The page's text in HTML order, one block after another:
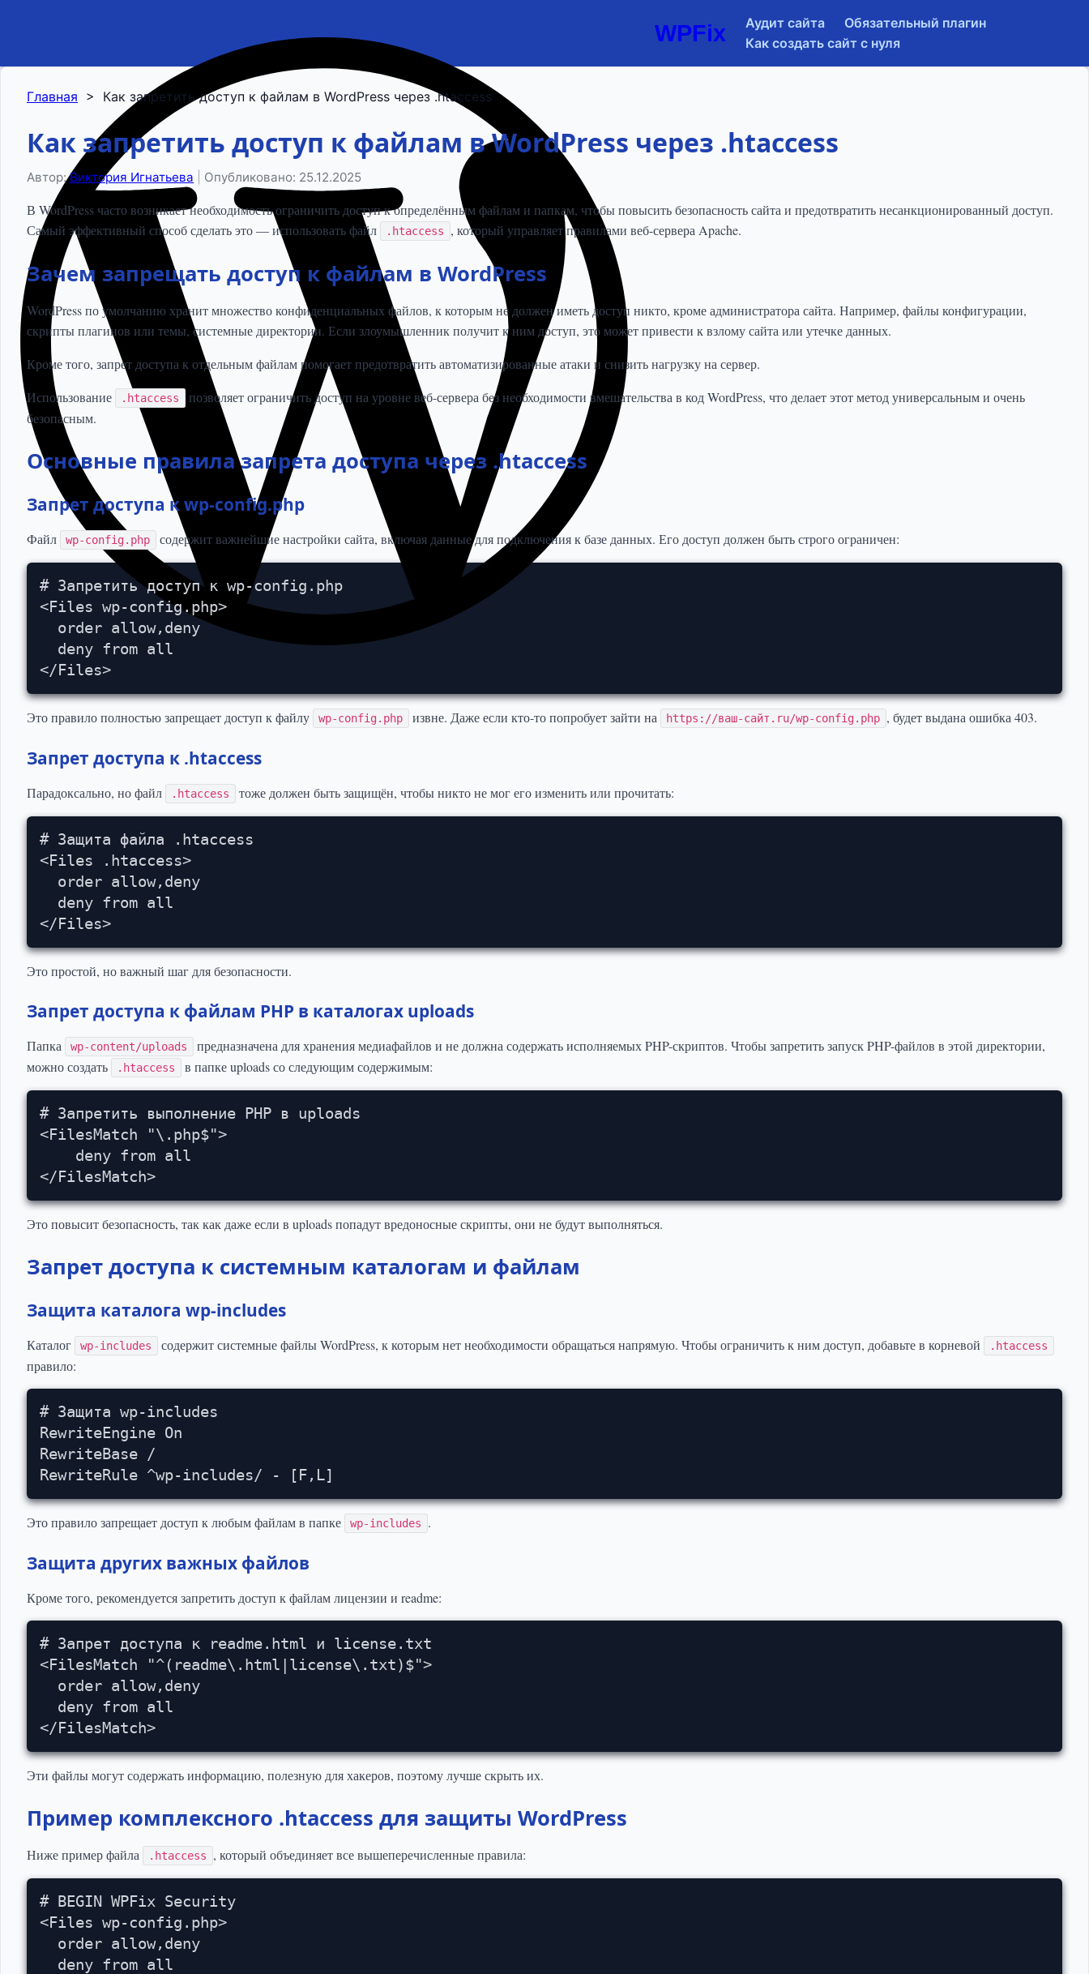
WPFix Аудит сайта
Обязательный плагин
Как создать сайт с нуля
Главная > Как запретить доступ к файлам в WordPress через .htaccess
Как запретить доступ к файлам в WordPress через .htaccess
Автор:Виктория Игнатьева Опубликовано: 25.12.2025
В WordPress часто возникает необходимость ограничить доступ к определённым файлам и папкам, чтобы повысить безопасность сайта и предотвратить несанкционированный доступ.
Самый эффективный способ сделать это — использовать файл
.htaccess , который управляет правилами веб-сервера Apache.
Зачем запрещать доступ к файлам в WordPress
WordPress по умолчанию хранит множество конфиденциальных файлов, к которым не должен иметь доступ никто, кроме администратора сайта. Например, файлы конфигурации,
скрипты плагинов или темы, системные директории. Если злоумышленник получит к ним доступ, это может привести к взлому сайта или утечке данных.
Кроме того, запрет доступа к отдельным файлам помогает предотвратить автоматизированные атаки и снизить нагрузку на сервер.
Использование
.htaccess
позволяет ограничить доступ на уровне веб-сервера без необходимости вмешательства в код WordPress, что делает этот метод универсальным и очень
безопасным.
Основные правила запрета доступа через .htaccess
Запрет доступа к wp-config.php
Файл wp-config.php содержит важнейшие настройки сайта, включая данные для подключения к базе данных. Его доступ должен быть строго ограничен:
# Запретить доступ к wp-config.php
<Files wp-config.php>
  order allow,deny
  deny from all
</Files>
Это правило полностью запрещает доступ к файлу wp-config.php извне. Даже если кто-то попробует зайти на https://ваш-сайт.ru/wp-config.php , будет выдана ошибка 403.
Запрет доступа к .htaccess
Парадоксально, но файл .htaccess тоже должен быть защищён, чтобы никто не мог его изменить или прочитать:
# Защита файла .htaccess
<Files .htaccess>
  order allow,deny
  deny from all
</Files>
Это простой, но важный шаг для безопасности.
Запрет доступа к файлам PHP в каталогах uploads
Папка wp-content/uploads
предназначена для хранения медиафайлов и не должна содержать исполняемых PHP-скриптов. Чтобы запретить запуск PHP-файлов в этой директории,
можно создать
.htaccess в папке uploads со следующим содержимым:
# Запретить выполнение PHP в uploads
<FilesMatch "\.php$">
    deny from all
</FilesMatch>
Это повысит безопасность, так как даже если в uploads попадут вредоносные скрипты, они не будут выполняться.
Запрет доступа к системным каталогам и файлам
Защита каталога wp-includes
Каталог wp-includes содержит системные файлы WordPress, к которым нет необходимости обращаться напрямую. Чтобы ограничить к ним доступ, добавьте в корневой .htaccess
правило:
# Защита wp-includes
RewriteEngine On
RewriteBase /
RewriteRule ^wp-includes/ - [F,L]
Это правило запрещает доступ к любым файлам в папке wp-includes .
Защита других важных файлов
Кроме того, рекомендуется запретить доступ к файлам лицензии и readme:
# Запрет доступа к readme.html и license.txt
<FilesMatch "^(readme\.html|license\.txt)$">
  order allow,deny
  deny from all
</FilesMatch>
Эти файлы могут содержать информацию, полезную для хакеров, поэтому лучше скрыть их.
Пример комплексного .htaccess для защиты WordPress
Ниже пример файла .htaccess , который объединяет все вышеперечисленные правила:
# BEGIN WPFix Security
<Files wp-config.php>
  order allow,deny
  deny from all